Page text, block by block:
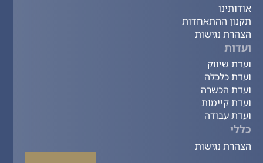
אודותינו
תקנון ההתאחדות
הצהרת נגישות
ועדות
ועדת שיווק
ועדת כלכלה
ועדת הכשרה
ועדת קיימות
ועדת עבודה
כללי
הצהרת נגישות